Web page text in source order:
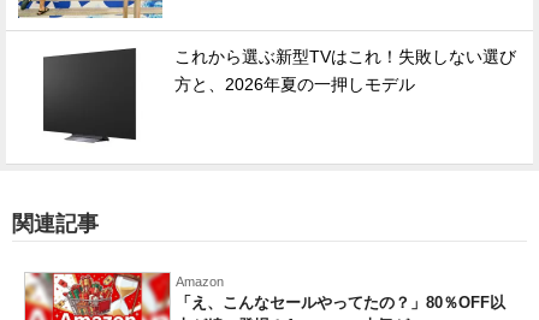
これから選ぶ新型TVはこれ！失敗しない選び
方と、2026年夏の一押しモデル
関連記事
Amazon
「え、こんなセールやってたの？」80％OFF以